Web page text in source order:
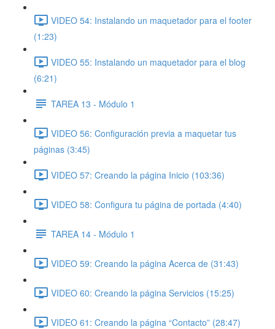
VIDEO 54: Instalando un maquetador para el footer
(1:23)
VIDEO 55: Instalando un maquetador para el blog
(6:21)
TAREA 13 - Módulo 1
VIDEO 56: Configuración previa a maquetar tus
páginas (3:45)
VIDEO 57: Creando la página Inicio (103:36)
VIDEO 58: Configura tu página de portada (4:40)
TAREA 14 - Módulo 1
VIDEO 59: Creando la página Acerca de (31:43)
VIDEO 60: Creando la página Servicios (15:25)
VIDEO 61: Creando la página “Contacto” (28:47)